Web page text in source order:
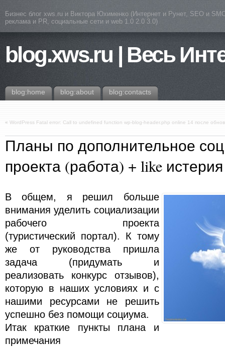
Бизнес блог xws.ru и Виктора Юхименко (Интернет и Рунет, SEO и
реклама и PR, социальные сети и web 1.0 2.0 3.0)
blog.xws.ru | Весь
blog:home blog:about blog:contacts
« WordPress Fatal error: Call to undefined function wp-blog-header.php online 14 после
Планы по дополнительное
проекта (работа) + like
В общем, я решил больше
внимания уделить социализации
рабочего проекта
(туристический портал). К тому
же от руководства пришла
задача (придумать и
реализовать конкурс отзывов),
которую в наших условиях и с
нашими ресурсами не решить
успешно без помощи социума.
Итак краткие пункты плана и
примечания